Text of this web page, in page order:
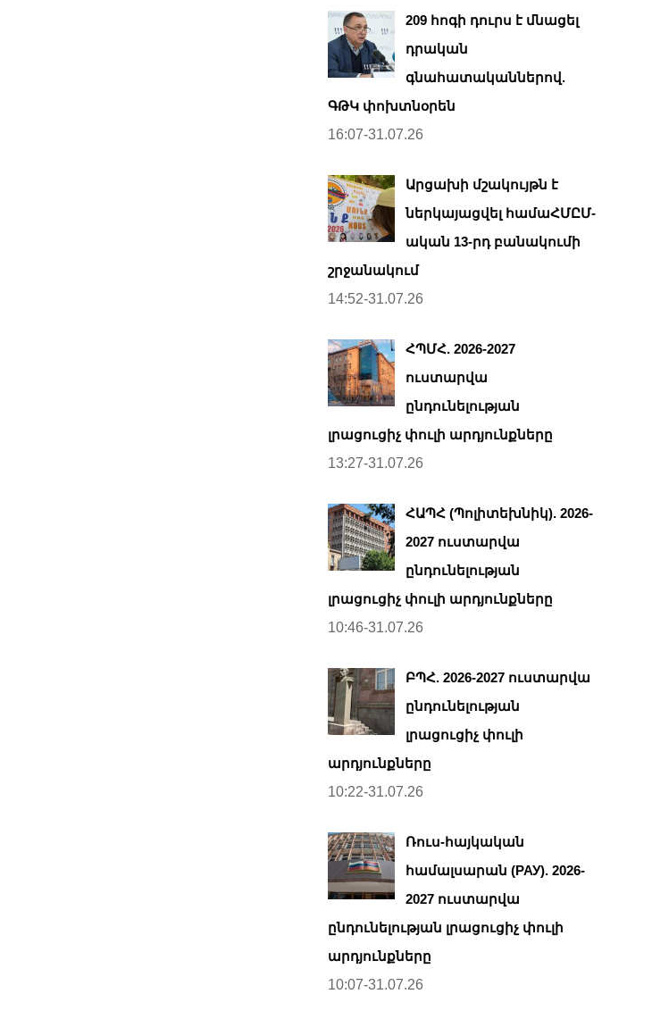
209 հոգի դուրս է մնացել
դրական
գնահատականներով.
ԳԹԿ փոխտնօրեն
16:07-31.07.26
Արցախի մշակույթն է
ներկայացվել համաՀՄԸՄ-
ական 13-րդ բանակումի
շրջանակում
14:52-31.07.26
ՀՊՄՀ. 2026-2027
ուստարվա
ընդունելության
լրացուցիչ փուլի արդյունքները
13:27-31.07.26
ՀԱՊՀ (Պոլիտեխնիկ). 2026-
2027 ուստարվա
ընդունելության
լրացուցիչ փուլի արդյունքները
10:46-31.07.26
ԲՊՀ. 2026-2027 ուստարվա
ընդունելության
լրացուցիչ փուլի
արդյունքները
10:22-31.07.26
Ռուս-հայկական
համալսարան (РАУ). 2026-
2027 ուստարվա
ընդունելության լրացուցիչ փուլի
արդյունքները
10:07-31.07.26